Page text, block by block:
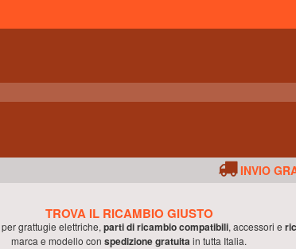
INVIO
TROVA IL RICAMBIO GIUSTO
pergrattugie elettriche, parti di ricambio compatibili, accessori e
marca e modello con spedizione gratuitain tutta Italia.